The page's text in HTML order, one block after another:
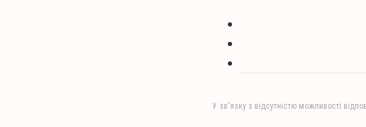
У зв'язку з відсутністю можливості